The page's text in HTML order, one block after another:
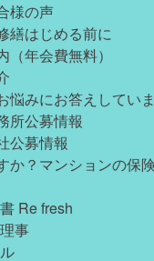
ート業務一部休止
秋マンション大規模
セミナー開催
セミナー開催
ミナー開催
せ
様の声
繕はじめる前に
（年会費無料）
悩みにお答えしてい
所公募情報
公募情報
か？マンションの保
Re fresh
事